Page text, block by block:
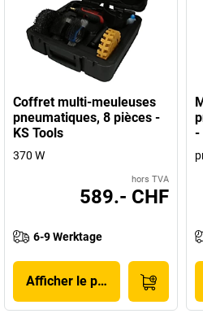
Coffret multi-meuleuses
pneumatiques, 8 pièces -
KS Tools
370 W
hors TVA
589.- CHF
6-9 Werktage
Afficher le produit
-